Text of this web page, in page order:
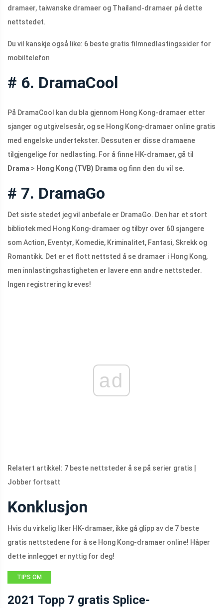
dramaer, taiwanske dramaer og Thailand-dramaer på dette
nettstedet.
Du vil kanskje også like: 6 beste gratis filmnedlastingssider for
mobiltelefon
# 6. DramaCool
På DramaCool kan du bla gjennom Hong Kong-dramaer etter
sjanger og utgivelsesår, og se Hong Kong-dramaer online gratis
med engelske undertekster. Dessuten er disse dramaene
tilgjengelige for nedlasting. For å finne HK-dramaer, gå til
Drama > Hong Kong (TVB) Drama og finn den du vil se.
# 7. DramaGo
Det siste stedet jeg vil anbefale er DramaGo. Den har et stort
bibliotek med Hong Kong-dramaer og tilbyr over 60 sjangere
som Action, Eventyr, Komedie, Kriminalitet, Fantasi, Skrekk og
Romantikk. Det er et flott nettsted å se dramaer i Hong Kong,
men innlastingshastigheten er lavere enn andre nettsteder.
Ingen registrering kreves!
ad
Relatert artikkel: 7 beste nettsteder å se på serier gratis |
Jobber fortsatt
Konklusjon
Hvis du virkelig liker HK-dramaer, ikke gå glipp av de 7 beste
gratis nettstedene for å se Hong Kong-dramaer online! Håper
dette innlegget er nyttig for deg!
TIPS OM
2021 Topp 7 gratis Splice-